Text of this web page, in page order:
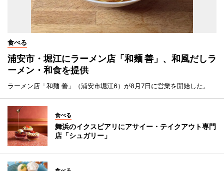
食べる
浦安市・堀江にラーメン店「和麺 善」、和風だしラ
ーメン・和食を提供
ラーメン店「和麺 善」（浦安市堀江6）が8月7日に営業を開始した。
食べる
舞浜のイクスピアリにアサイー・テイクアウト専門
店「シュガリー」